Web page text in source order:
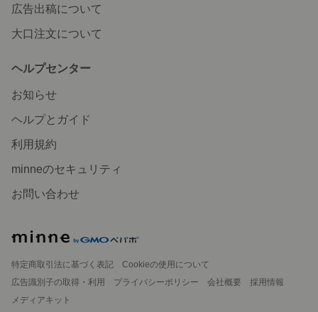
広告出稿について
大口注文について
ヘルプセンター
お知らせ
ヘルプとガイド
利用規約
minneのセキュリティ
お問い合わせ
特定商取引法に基づく表記
Cookieの使用について
広告識別子の取得・利用
プライバシーポリシー 会社概要
採用情報
メディアキット